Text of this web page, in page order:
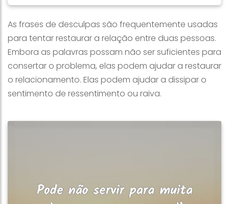
As frases de desculpas são frequentemente usadas
para tentar restaurar a relação entre duas pessoas.
Embora as palavras possam não ser suficientes para
consertar o problema, elas podem ajudar a restaurar
o relacionamento. Elas podem ajudar a dissipar o
sentimento de ressentimento ou raiva.